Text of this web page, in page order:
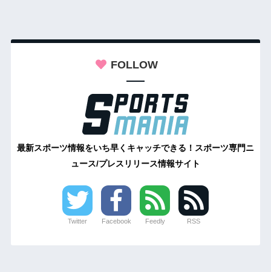
FOLLOW
最新スポーツ情報をいち早くキャッチできる！スポーツ専門ニ
ュース/プレスリリース情報サイト
Twitter Facebook Feedly RSS